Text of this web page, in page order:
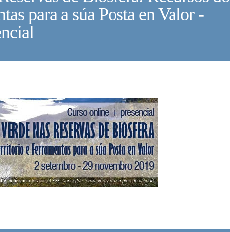
para a súa Posta en Valor -